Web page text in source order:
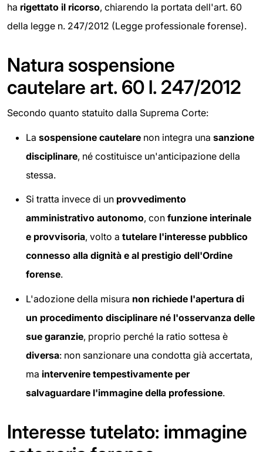
ha rigettato il ricorso, chiarendo la portata dell'art. 60
della legge n. 247/2012 (Legge professionale forense).
Natura sospensione
cautelare art. 60 l. 247/2012
Secondo quanto statuito dalla Suprema Corte:
La sospensione cautelare non integra una sanzione
disciplinare, né costituisce un'anticipazione della
stessa.
Si tratta invece di un provvedimento
amministrativo autonomo, con funzione interinale
e provvisoria, volto a tutelare l'interesse pubblico
connesso alla dignità e al prestigio dell'Ordine
forense.
L'adozione della misura non richiede l'apertura di
un procedimento disciplinare né l'osservanza delle
sue garanzie, proprio perché la ratio sottesa è
diversa: non sanzionare una condotta già accertata,
ma intervenire tempestivamente per
salvaguardare l'immagine della professione.
Interesse tutelato: immagine